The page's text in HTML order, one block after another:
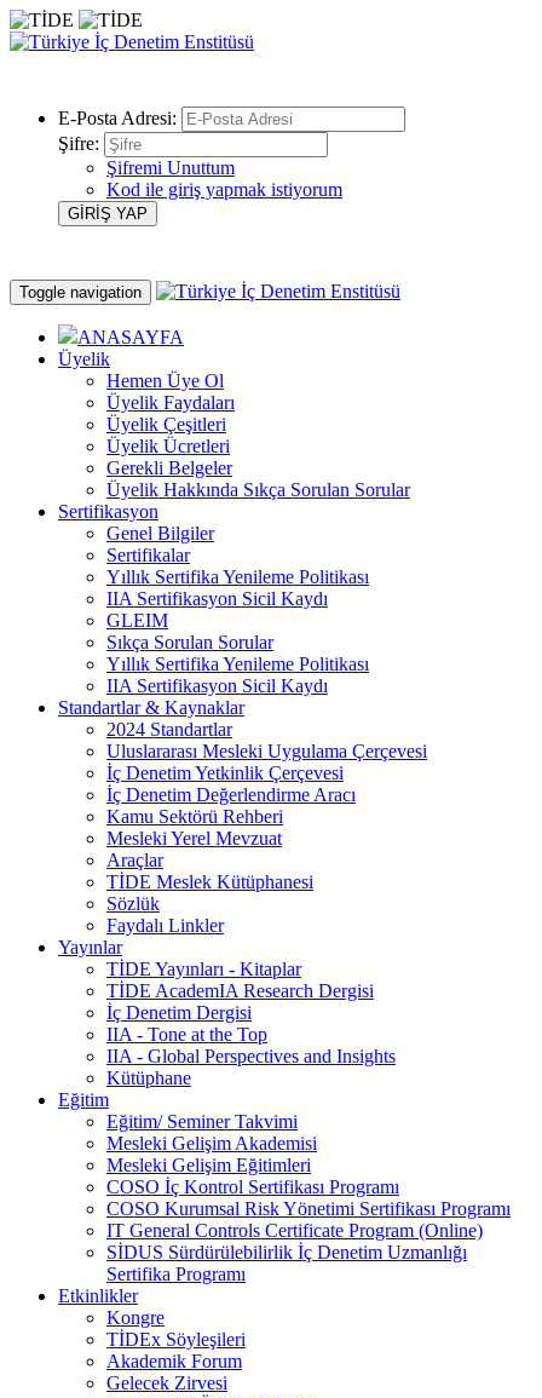
E-Posta Adresi:
Şifre:
Şifremi Unuttum
Kod ile giriş yapmak istiyorum
Toggle navigation
ANASAYFA
Üyelik
Hemen Üye Ol
Üyelik Faydaları
Üyelik Çeşitleri
Üyelik Ücretleri
Gerekli Belgeler
Üyelik Hakkında Sıkça Sorulan Sorular
Sertifikasyon
Genel Bilgiler
Sertifikalar
Yıllık Sertifika Yenileme Politikası
IIA Sertifikasyon Sicil Kaydı
GLEIM
Sıkça Sorulan Sorular
Yıllık Sertifika Yenileme Politikası
IIA Sertifikasyon Sicil Kaydı
Standartlar & Kaynaklar
2024 Standartlar
Uluslararası Mesleki Uygulama Çerçevesi
İç Denetim Yetkinlik Çerçevesi
İç Denetim Değerlendirme Aracı
Kamu Sektörü Rehberi
Mesleki Yerel Mevzuat
Araçlar
TİDE Meslek Kütüphanesi
Sözlük
Faydalı Linkler
Yayınlar
TİDE Yayınları - Kitaplar
TİDE AcademIA Research Dergisi
İç Denetim Dergisi
IIA - Tone at the Top
IIA - Global Perspectives and Insights
Kütüphane
Eğitim
Eğitim/ Seminer Takvimi
Mesleki Gelişim Akademisi
Mesleki Gelişim Eğitimleri
COSO İç Kontrol Sertifikası Programı
COSO Kurumsal Risk Yönetimi Sertifikası Programı
IT General Controls Certificate Program (Online)
SİDUS Sürdürülebilirlik İç Denetim Uzmanlığı
Sertifika Programı
Etkinlikler
Kongre
TİDEx Söyleşileri
Akademik Forum
Gelecek Zirvesi